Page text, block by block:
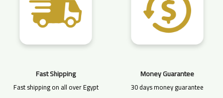
Fast Shipping
Fast shipping on all over Egypt
Money Guarantee
30 days money guarantee